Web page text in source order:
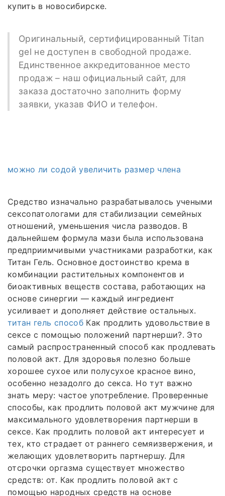
купить в новосибирске.
Оригинальный, сертифицированный Titan
gel не доступен в свободной продаже.
Единственное аккредитованное место
продаж – наш официальный сайт, для
заказа достаточно заполнить форму
заявки, указав ФИО и телефон.
можно ли содой увеличить размер члена
Средство изначально разрабатывалось учеными
сексопатологами для стабилизации семейных
отношений, уменьшения числа разводов. В
дальнейшем формула мази была использована
предприимчивыми участниками разработки, как
Титан Гель. Основное достоинство крема в
комбинации растительных компонентов и
биоактивных веществ состава, работающих на
основе синергии — каждый ингредиент
усиливает и дополняет действие остальных.
титан гель способ Как продлить удовольствие в
сексе с помощью положений партнерши?. Это
самый распространенный способ как продлевать
половой акт. Для здоровья полезно больше
хорошее сухое или полусухое красное вино,
особенно незадолго до секса. Но тут важно
знать меру: частое употребление. Проверенные
способы, как продлить половой акт мужчине для
максимального удовлетворения партнерши в
сексе. Как продлить половой акт интересует и
тех, кто страдает от раннего семяизвержения, и
желающих удовлетворить партнершу. Для
отсрочки оргазма существует множество
средств: от. Как продлить половой акт с
помощью народных средств на основе